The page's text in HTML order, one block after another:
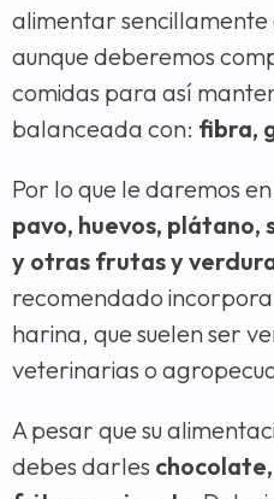
alimentar sencillamente
aunque deberemos
comidas para así
balanceada con: fibra,
Por lo que le daremos
pavo, huevos, plátano,
y otras frutas y
recomendado
harina, que suelen ser
veterinarias o
A pesar que su
debes darles